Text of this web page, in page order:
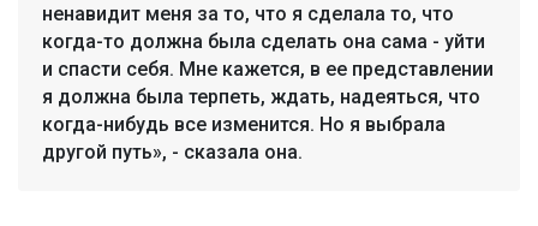
ненавидит меня за то, что я сделала то, что
когда-то должна была сделать она сама - уйти
и спасти себя. Мне кажется, в ее представлении
я должна была терпеть, ждать, надеяться, что
когда-нибудь все изменится. Но я выбрала
другой путь», - сказала она.